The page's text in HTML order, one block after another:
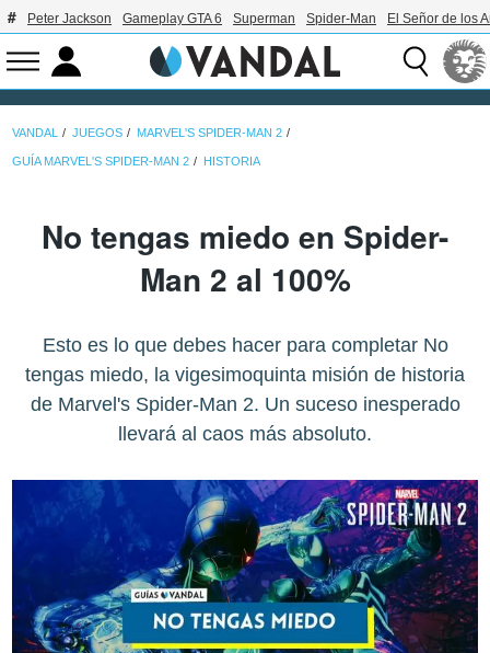
Peter Jackson Gameplay GTA 6 Superman Spider-Man El Señor de los
VANDAL JUEGOS MARVEL'S SPIDER-MAN 2
GUÍA MARVEL'S SPIDER-MAN 2 HISTORIA
No tengas miedo en Spider-
Man 2 al 100%
Esto es lo que debes hacer para completar No
tengas miedo, la vigesimoquinta misión de historia
de Marvel's Spider-Man 2. Un suceso inesperado
llevará al caos más absoluto.